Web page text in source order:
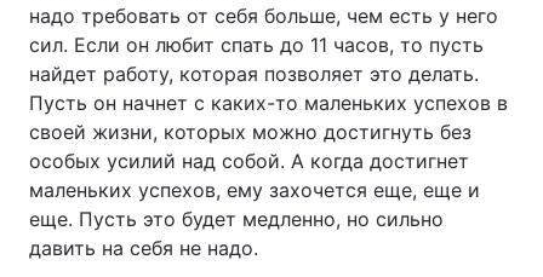
надо требовать от себя больше, чем есть у него
сил. Если он любит спать до 11 часов, то пусть
найдет работу, которая позволяет это делать.
Пусть он начнет с каких-то маленьких успехов в
своей жизни, которых можно достигнуть без
особых усилий над собой. А когда достигнет
маленьких успехов, ему захочется еще, еще и
еще. Пусть это будет медленно, но сильно
давить на себя не надо.